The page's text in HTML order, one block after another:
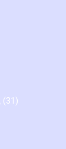
(31)